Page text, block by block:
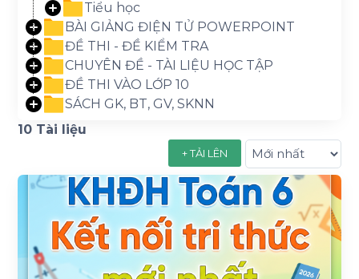
Tiểu học
BÀI GIẢNG ĐIỆN TỬ POWERPOINT
ĐỀ THI - ĐỀ KIỂM TRA
CHUYÊN ĐỀ - TÀI LIỆU HỌC TẬP
ĐỀ THI VÀO LỚP 10
SÁCH GK, BT, GV, SKNN
10 Tài liệu
+ TẢI LÊN